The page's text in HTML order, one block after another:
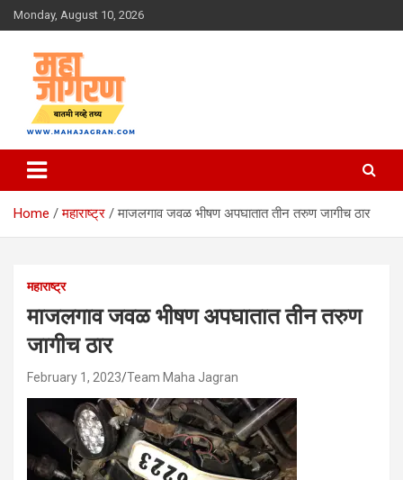
Skip
to
Monday, August 10, 2026
महा जागरण
Home महाराष्ट्र माजलगाव जवळ भीषण अपघातात तीन तरुण जागीच ठार
महाराष्ट्र
माजलगाव जवळ भीषण अपघातात तीन तरुण
जागीच ठार
February 1, 2023 Team Maha Jagran